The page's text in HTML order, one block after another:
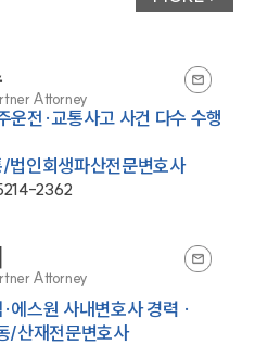
변호사 페
Attorney
운전·교통사고 사건 다수 수행
법인회생파산전문변호사
2362
Attorney
에스원 사내변호사 경력 ·
/산재전문변호사